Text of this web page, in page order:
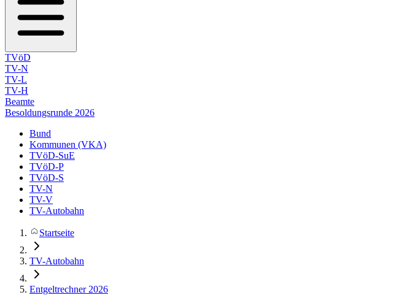
TVöD
TV-N
TV-L
TV-H
Beamte
Besoldungsrunde 2026
Bund
Kommunen (VKA)
TVöD-SuE
TVöD-P
TVöD-S
TV-N
TV-V
TV-Autobahn
Startseite
TV-Autobahn
Entgeltrechner 2026